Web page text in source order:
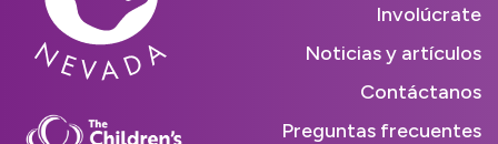
Involúcrate
Noticias y artículos
Contáctanos
Preguntas frecuentes